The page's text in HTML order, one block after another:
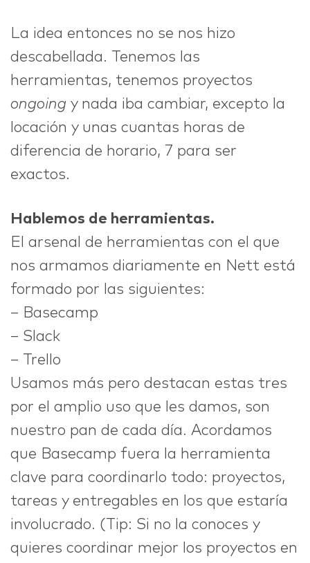
La idea entonces no se nos hizo
descabellada. Tenemos las
herramientas, tenemos proyectos
ongoing y nada iba cambiar, excepto la
locación y unas cuantas horas de
diferencia de horario, 7 para ser
exactos.
Hablemos de herramientas.
El arsenal de herramientas con el que
nos armamos diariamente en Nett está
formado por las siguientes:
– Basecamp
– Slack
– Trello
Usamos más pero destacan estas tres
por el amplio uso que les damos, son
nuestro pan de cada día. Acordamos
que Basecamp fuera la herramienta
clave para coordinarlo todo: proyectos,
tareas y entregables en los que estaría
involucrado. (Tip: Si no la conoces y
quieres coordinar mejor los proyectos en